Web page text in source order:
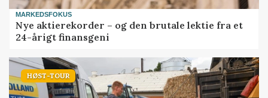
MARKEDSFOKUS
Nye aktierekorder – og den brutale lektie fra et
24-årigt finansgeni
HØST-TOUR